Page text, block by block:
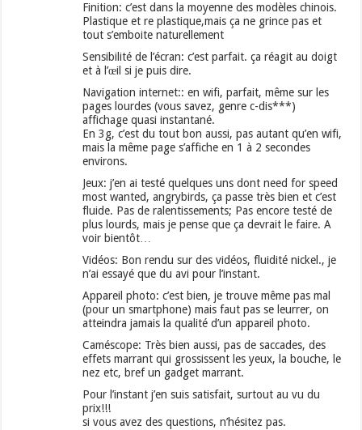
Finition: c’est dans la moyenne des modèles chinois.
Plastique et re plastique,mais ça ne grince pas et
tout s’emboite naturellement
Sensibilité de l’écran: c’est parfait. ça réagit au doigt
et à l’œil si je puis dire.
Navigation internet:: en wifi, parfait, même sur les
pages lourdes (vous savez, genre c-dis***)
affichage quasi instantané.
En 3g, c’est du tout bon aussi, pas autant qu’en wifi,
mais la même page s’affiche en 1 à 2 secondes
environs.
Jeux: j’en ai testé quelques uns dont need for speed
most wanted, angrybirds, ça passe très bien et c’est
fluide. Pas de ralentissements; Pas encore testé de
plus lourds, mais je pense que ça devrait le faire. A
voir bientôt…
Vidéos: Bon rendu sur des vidéos, fluidité nickel., je
n’ai essayé que du avi pour l’instant.
Appareil photo: c’est bien, je trouve même pas mal
(pour un smartphone) mais faut pas se leurrer, on
atteindra jamais la qualité d’un appareil photo.
Caméscope: Très bien aussi, pas de saccades, des
effets marrant qui grossissent les yeux, la bouche, le
nez etc, bref un gadget marrant.
Pour l’instant j’en suis satisfait, surtout au vu du
prix!!!
si vous avez des questions, n’hésitez pas.